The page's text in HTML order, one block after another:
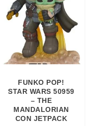
FUNKO POP!
STAR WARS 50959
– THE
MANDALORIAN
CON JETPACK